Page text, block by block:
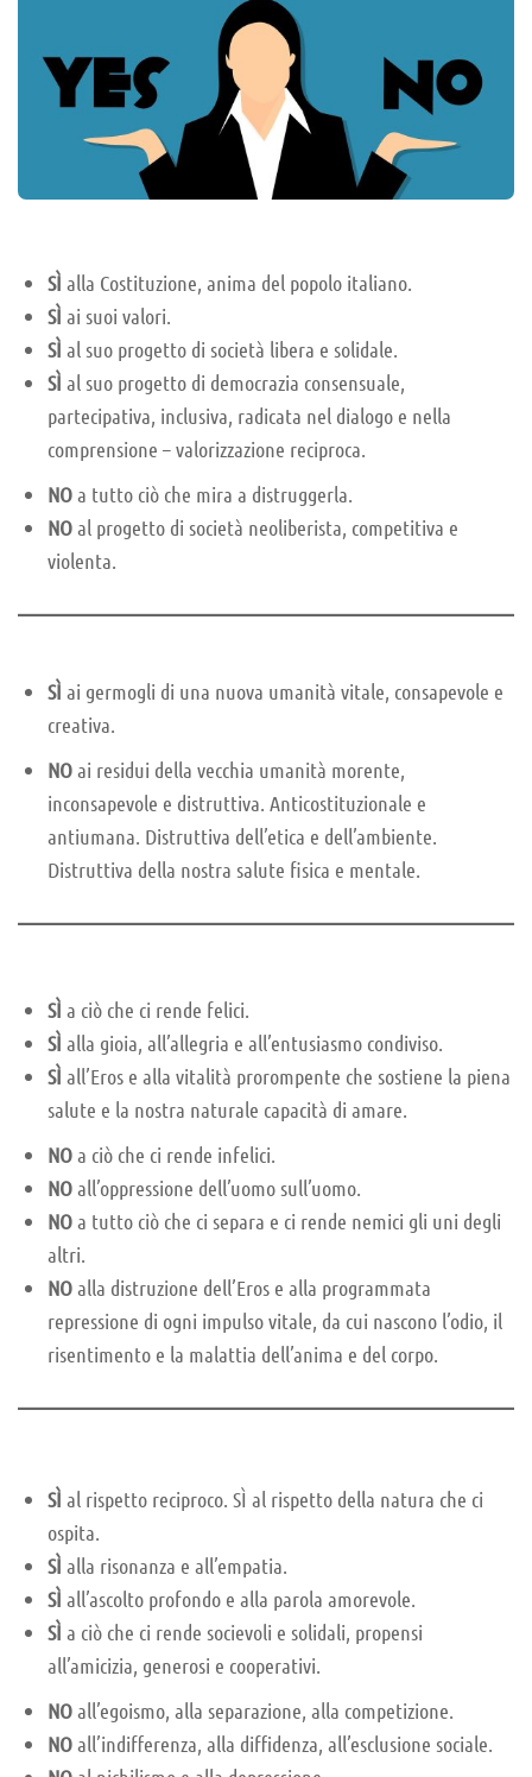
SÌ alla Costituzione, anima del popolo italiano.
SÌ ai suoi valori.
SÌ al suo progetto di società libera e solidale.
SÌ al suo progetto di democrazia consensuale,
partecipativa, inclusiva, radicata nel dialogo e nella
comprensione – valorizzazione reciproca.
NOa tutto ciò che mira a distruggerla.
NOal progetto di società neoliberista, competitiva e
violenta.
SÌ ai germogli di una nuova umanità vitale, consapevole e
creativa.
NOai residui della vecchia umanità morente,
inconsapevole e distruttiva. Anticostituzionale e
antiumana. Distruttiva dell’etica e dell’ambiente.
Distruttiva della nostra salute fisica e mentale.
SÌ a ciò che ci rende felici.
SÌ alla gioia, all’allegria e all’entusiasmo condiviso.
SÌ all’Eros e alla vitalità prorompente che sostiene la piena
salute e la nostra naturale capacità di amare.
NOa ciò che ci rende infelici.
NOall’oppressione dell’uomo sull’uomo.
NOa tutto ciò che ci separa e ci rende nemici gli uni degli
altri.
NOalla distruzione dell’Eros e alla programmata
repressione di ogni impulso vitale, da cui nascono l’odio, il
risentimento e la malattia dell’anima e del corpo.
SÌ al rispetto reciproco. SÌ al rispetto della natura che ci
ospita.
SÌ alla risonanza e all’empatia.
SÌ all’ascolto profondo e alla parola amorevole.
SÌ a ciò che ci rende socievoli e solidali, propensi
all’amicizia, generosi e cooperativi.
NOall’egoismo, alla separazione, alla competizione.
NOall’indifferenza, alla diffidenza, all’esclusione sociale.